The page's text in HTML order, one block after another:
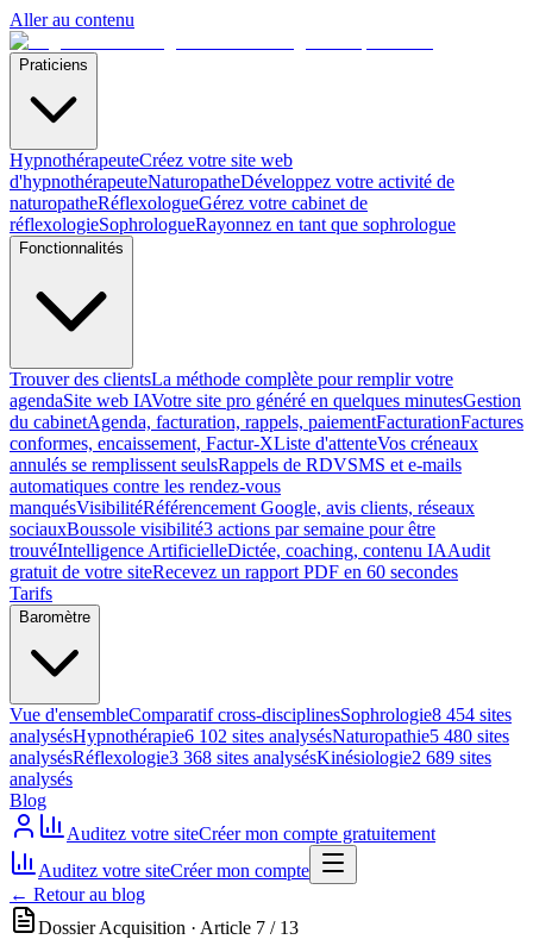
Aller au contenu
Praticiens
HypnothérapeuteCréez votre site web
d'hypnothérapeuteNaturopatheDéveloppez votre activité de
naturopatheRéflexologueGérez votre cabinet de
réflexologieSophrologueRayonnez en tant que sophrologue
Fonctionnalités
Trouver des clientsLa méthode complète pour remplir votre
agendaSite web IAVotre site pro généré en quelques minutesGestion
du cabinetAgenda, facturation, rappels, paiementFacturationFactures
conformes, encaissement, Factur-XListe d'attenteVos créneaux
annulés se remplissent seulsRappels de RDVSMS et e-mails
automatiques contre les rendez-vous
manquésVisibilitéRéférencement Google, avis clients, réseaux
sociauxBoussole visibilité3 actions par semaine pour être
trouvéIntelligence ArtificielleDictée, coaching, contenu IAAudit
gratuit de votre siteRecevez un rapport PDF en 60 secondes
Tarifs
Baromètre
Vue d'ensembleComparatif cross-disciplinesSophrologie8 454 sites
analysésHypnothérapie6 102 sites analysésNaturopathie5 480 sites
analysésRéflexologie3 368 sites analysésKinésiologie2 689 sites
analysés
Blog
Auditez votre siteCréer mon compte gratuitement
Auditez votre siteCréer mon compte
← Retour au blog
Dossier Acquisition · Article 7 / 13